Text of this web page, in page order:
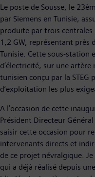
Le poste de Sousse, le
par Siemens en Tunisie,
produite par trois centrales
1,2 GW, représentant près
Tunisie. Cette sous-station
d’électricité, sur une
tunisien conçu par la
d’exploitation les plus
A l’occasion de cette
Président Directeur Général
saisir cette occasion pour
intervenants directs et
de ce projet névralgique.
qui a déjà réalisé depuis